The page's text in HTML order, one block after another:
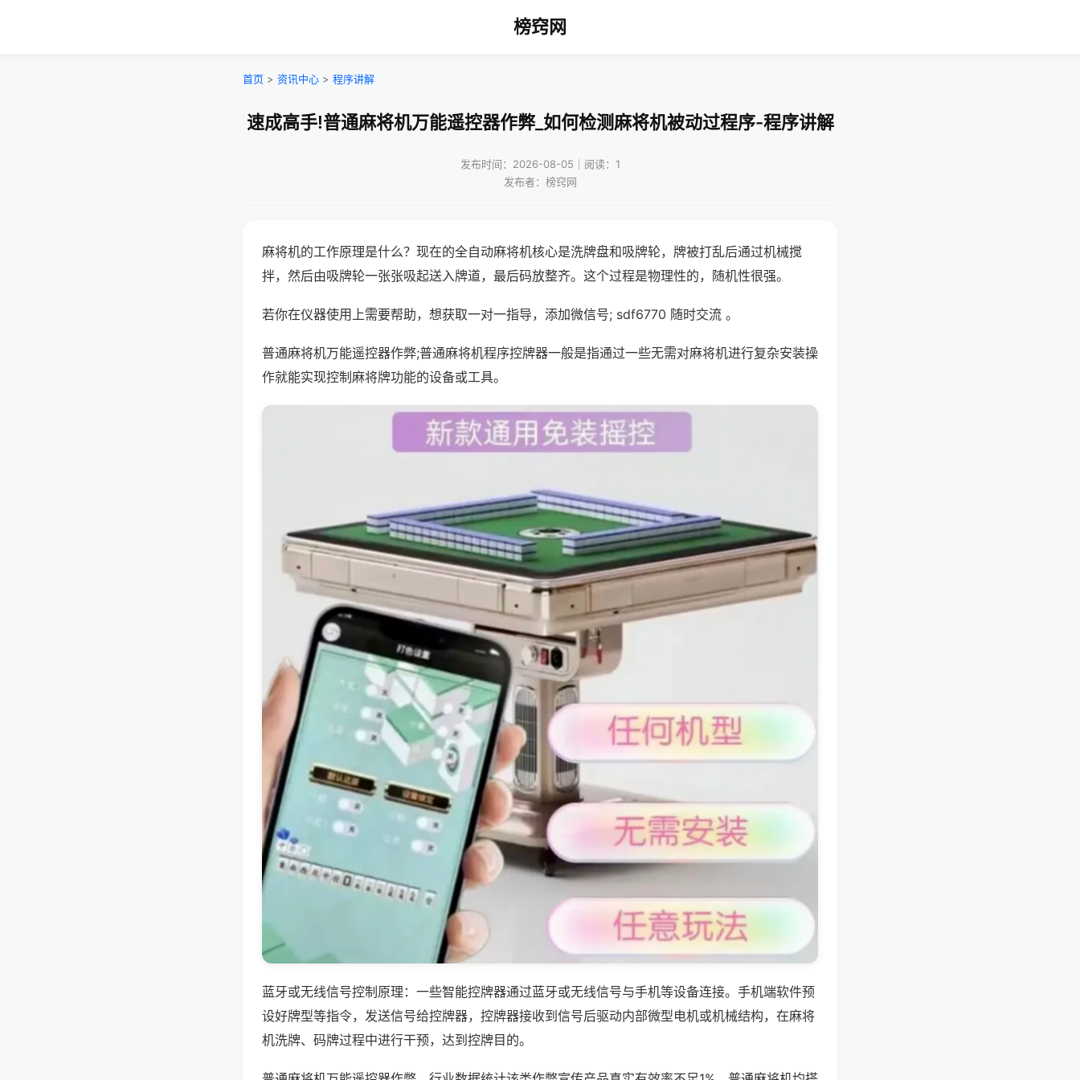
榜窍网
首页 > 资讯中心 > 程序讲解
速成高手!普通麻将机万能遥控器作弊_如何检测麻将机被动过程序-程序讲解
发布时间：2026-08-05｜阅读：1
发布者：榜窍网
麻将机的工作原理是什么？现在的全自动麻将机核心是洗牌盘和吸牌轮，牌被打乱后通过机械搅
拌，然后由吸牌轮一张张吸起送入牌道，最后码放整齐。这个过程是物理性的，随机性很强。
若你在仪器使用上需要帮助，想获取一对一指导，添加微信号; sdf6770 随时交流 。
普通麻将机万能遥控器作弊;普通麻将机程序控牌器一般是指通过一些无需对麻将机进行复杂安装操
作就能实现控制麻将牌功能的设备或工具。
蓝牙或无线信号控制原理：一些智能控牌器通过蓝牙或无线信号与手机等设备连接。手机端软件预
设好牌型等指令，发送信号给控牌器，控牌器接收到信号后驱动内部微型电机或机械结构，在麻将
机洗牌、码牌过程中进行干预，达到控牌目的。